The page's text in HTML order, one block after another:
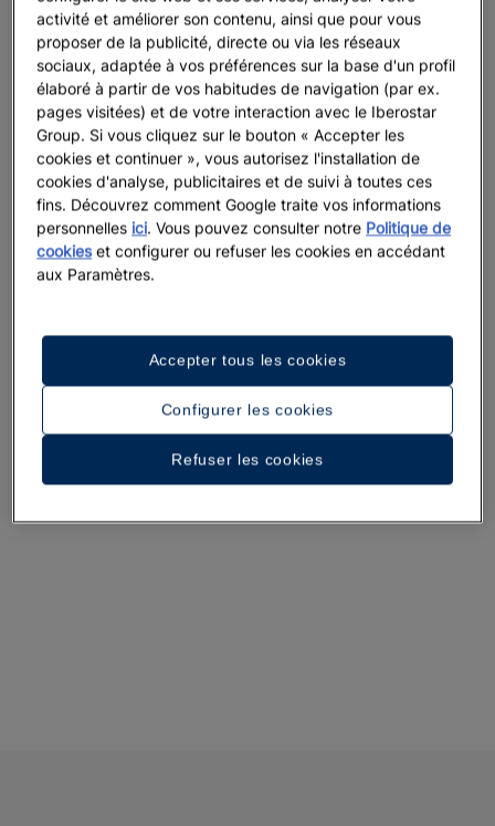
Une promenade dans l’hôtel
Voir 34 photos et vidéos
activité et améliorer son contenu, ainsi que pour vous
proposer de la publicité, directe ou via les réseaux
sociaux, adaptée à vos préférences sur la base d'un profil
élaboré à partir de vos habitudes de navigation (par ex.
pages visitées) et de votre interaction avec le Iberostar
Group. Si vous cliquez sur le bouton « Accepter les
cookies et continuer », vous autorisez l'installation de
cookies d'analyse, publicitaires et de suivi à toutes ces
fins. Découvrez comment Google traite vos informations
personnelles ici. Vous pouvez consulter notre Politique de
cookies et configurer ou refuser les cookies en accédant
aux Paramètres.
Configurer les cookies
Refuser les cookies
Accepter tous les cookies